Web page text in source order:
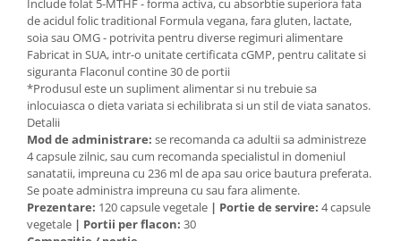
Include folat 5-MTHF - forma activa, cu absorbtie superiora fata
de acidul folic traditional Formula vegana, fara gluten, lactate,
soia sau OMG - potrivita pentru diverse regimuri alimentare
Fabricat in SUA, intr-o unitate certificata cGMP, pentru calitate si
siguranta Flaconul contine 30 de portii
*Produsul este un supliment alimentar si nu trebuie sa
inlocuiasca o dieta variata si echilibrata si un stil de viata sanatos.
Detalii
Mod de administrare: se recomanda ca adultii sa administreze
4 capsule zilnic, sau cum recomanda specialistul in domeniul
sanatatii, impreuna cu 236 ml de apa sau orice bautura preferata.
Se poate administra impreuna cu sau fara alimente.
Prezentare: 120 capsule vegetale | Portie de servire: 4 capsule
vegetale | Portii per flacon: 30